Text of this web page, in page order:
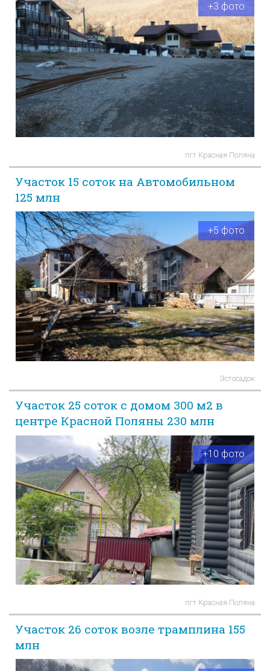
+3 фото
пгт Красная Поляна
Участок 15 соток на Автомобильном
125 млн
+5 фото
Эстосадок
Участок 25 соток с домом 300 м2 в
центре Красной Поляны 230 млн
+10 фото
пгт Красная Поляна
Участок 26 соток возле трамплина 155
млн